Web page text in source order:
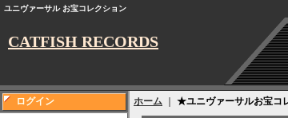
ユニヴァーサル お宝コレクション
CATFISH RECORDS
ログイン
ホーム ★ユニヴァーサルお宝コ